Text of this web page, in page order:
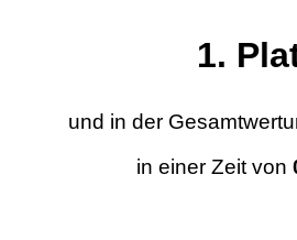
1.
und in der
in einer Zeit von